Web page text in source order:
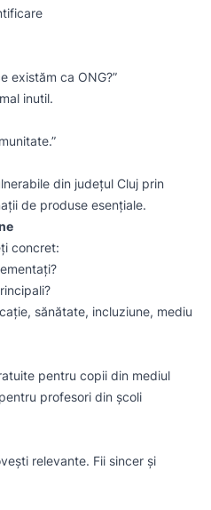
existăm ca ONG?”
inutil.
din județul Cluj prin
de produse esențiale.
concret:
sănătate, incluziune, mediu
pentru copii din mediul
profesori din școli
relevante. Fii sincer și